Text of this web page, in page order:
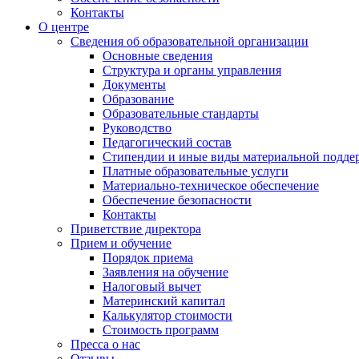
Контакты
О центре
Сведения об образовательной организации
Основные сведения
Структура и органы управления
Документы
Образование
Образовательные стандарты
Руководство
Педагогический состав
Стипендии и иные виды материальной
Платные образовательные услуги
Материально-техническое обеспечение
Обеспечение безопасности
Контакты
Приветствие директора
Прием и обучение
Порядок приема
Заявления на обучение
Налоговый вычет
Материнский капитал
Калькулятор стоимости
Стоимость программ
Пресса о нас